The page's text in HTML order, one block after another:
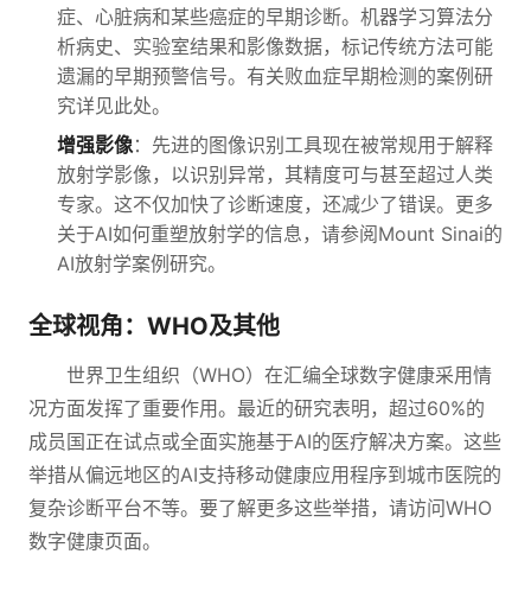
症、心脏病和某些癌症的早期诊断。机器学习算法分
析病史、实验室结果和影像数据，标记传统方法可能
遗漏的早期预警信号。有关败血症早期检测的案例研
究详见此处。
增强影像：先进的图像识别工具现在被常规用于解释
放射学影像，以识别异常，其精度可与甚至超过人类
专家。这不仅加快了诊断速度，还减少了错误。更多
关于AI如何重塑放射学的信息，请参阅Mount Sinai的
AI放射学案例研究。
全球视角：WHO及其他
世界卫生组织（WHO）在汇编全球数字健康采用情
况方面发挥了重要作用。最近的研究表明，超过60%的
成员国正在试点或全面实施基于AI的医疗解决方案。这些
举措从偏远地区的AI支持移动健康应用程序到城市医院的
复杂诊断平台不等。要了解更多这些举措，请访问WHO
数字健康页面。